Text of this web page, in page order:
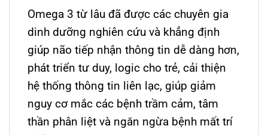
Omega 3 từ lâu đã được các chuyên gia
dinh dưỡng nghiên cứu và khẳng định
giúp não tiếp nhận thông tin dễ dàng hơn,
phát triển tư duy, logic cho trẻ, cải thiện
hệ thống thông tin liên lạc, giúp giảm
nguy cơ mắc các bệnh trầm cảm, tâm
thần phân liệt và ngăn ngừa bệnh mất trí